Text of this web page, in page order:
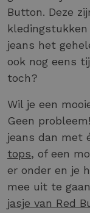
Button. Deze
jeans het
ook nog eens
toch?
Wil je een
Geen
jeans dan met
tops, of een
er onder en je
mee uit te
jasje van Red